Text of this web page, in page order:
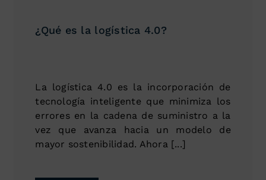
¿Qué es la logística 4.0?
La logística 4.0 es la incorporación de
tecnología inteligente que minimiza los
errores en la cadena de suministro a la
vez que avanza hacia un modelo de
mayor sostenibilidad. Ahora [...]